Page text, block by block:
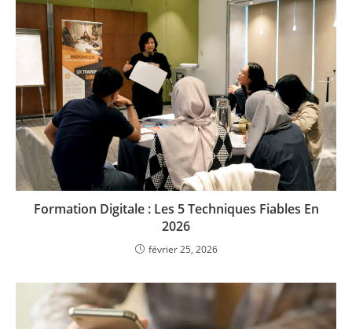
Formation Digitale : Les 5 Techniques Fiables En
2026
février 25, 2026